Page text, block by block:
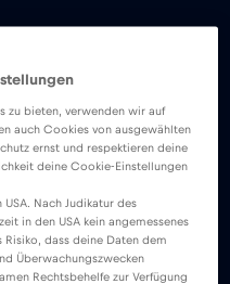
全球任何地方上
山還是衝浪，我們
沒有互聯網是什
可在 100 多個國
或 Android 應用
到互聯網。
zu bieten, verwenden wir auf
auch Cookies von ausgewählten
ernst und respektieren deine
deine Cookie-Einstellungen
Nach Judikatur des
in den USA kein angemessenes
Risiko, dass deine Daten dem
Überwachungszwecken
Rechtsbehelfe zur Verfügung